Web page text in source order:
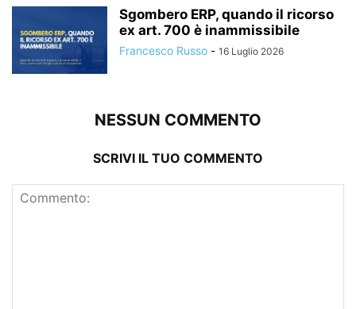
Sgombero ERP, quando il ricorso
ex art. 700 è inammissibile
Francesco Russo - 16 Luglio 2026
NESSUN COMMENTO
SCRIVI IL TUO COMMENTO